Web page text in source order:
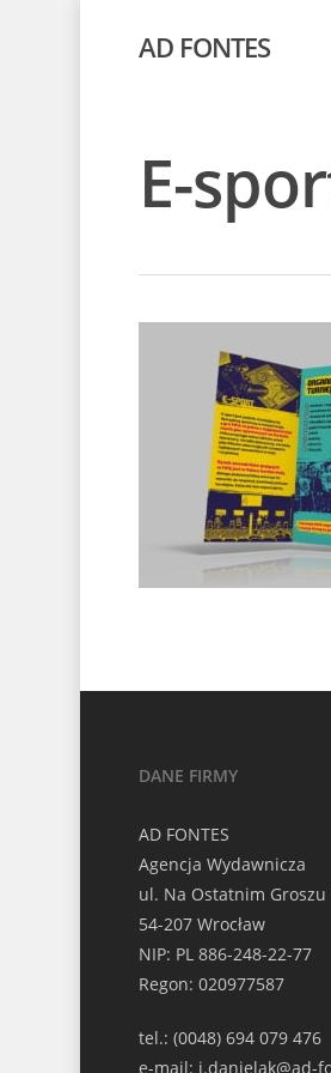
AD FONTES
E-
DANE FIRMY
AD FONTES
Agencja Wydawnicza
ul. Na Ostatnim Groszu
54-207 Wrocław
NIP: PL 886-248-22-77
Regon: 020977587
tel.: (0048) 694 079 476
e-mail: j.danielak@ad-